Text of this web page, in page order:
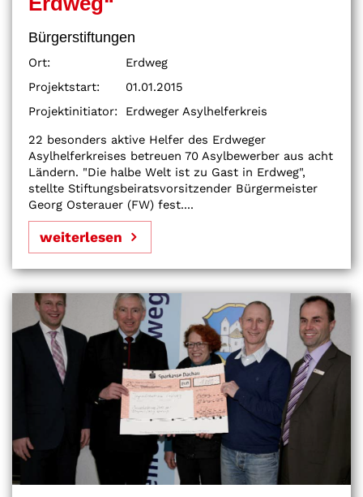
Bürgerstiftungen
Ort:
Erdweg
Projektstart:
01.01.2015
Projektinitiator:
Erdweger Asylhelferkreis
22 besonders aktive Helfer des Erdweger
Asylhelferkreises betreuen 70 Asylbewerber aus acht
Ländern. "Die halbe Welt ist zu Gast in Erdweg",
stellte Stiftungsbeiratsvorsitzender Bürgermeister
Georg Osterauer (FW) fest....
weiterlesen